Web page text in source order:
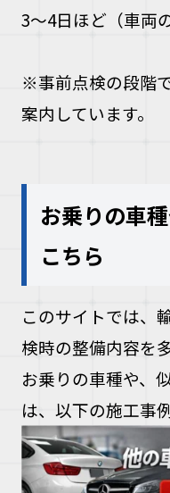
3〜4日ほど（車両
※事前点検の段階
案内しています。
お乗りの車
こちら
このサイトでは、
検時の整備内容を
お乗りの車種や、
は、以下の施工事